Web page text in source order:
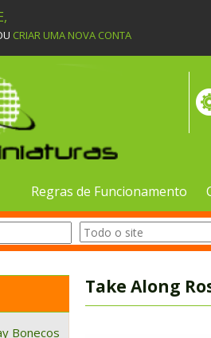
CRIAR UMA NOVA CONTA
Regras de Funcionamento
Bonecos
Take Along